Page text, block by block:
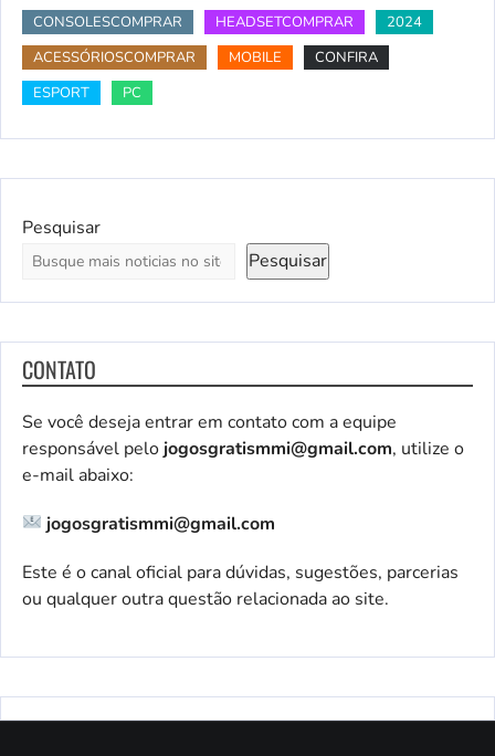
CONSOLESCOMPRAR
HEADSETCOMPRAR
2024
ACESSÓRIOSCOMPRAR
MOBILE
CONFIRA
ESPORT
PC
Pesquisar
Pesquisar
CONTATO
Se você deseja entrar em contato com a equipe
responsável pelo jogosgratismmi@gmail.com, utilize o
e-mail abaixo:
jogosgratismmi@gmail.com
Este é o canal oficial para dúvidas, sugestões, parcerias
ou qualquer outra questão relacionada ao site.